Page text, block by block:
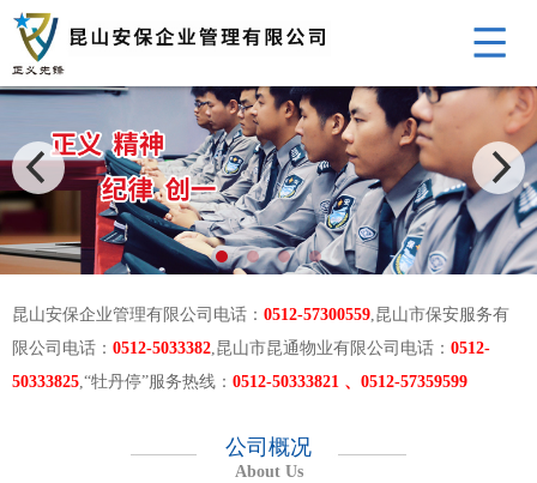
昆山安保企业管理有限公司电话： 0512-57300559,昆山市保安服务有
限公司电话： 0512-5033382,昆山市昆通物业有限公司电话： 0512-
50333825,“牡丹停”服务热线： 0512-50333821 、0512-57359599
公司概况
About Us